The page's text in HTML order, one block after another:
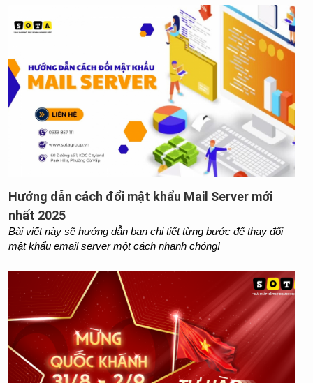
Hướng dẫn cách đổi mật khẩu Mail Server mới
nhất 2025
Bài viết này sẽ hướng dẫn bạn chi tiết từng bước để thay đổi
mật khẩu email server một cách nhanh chóng!